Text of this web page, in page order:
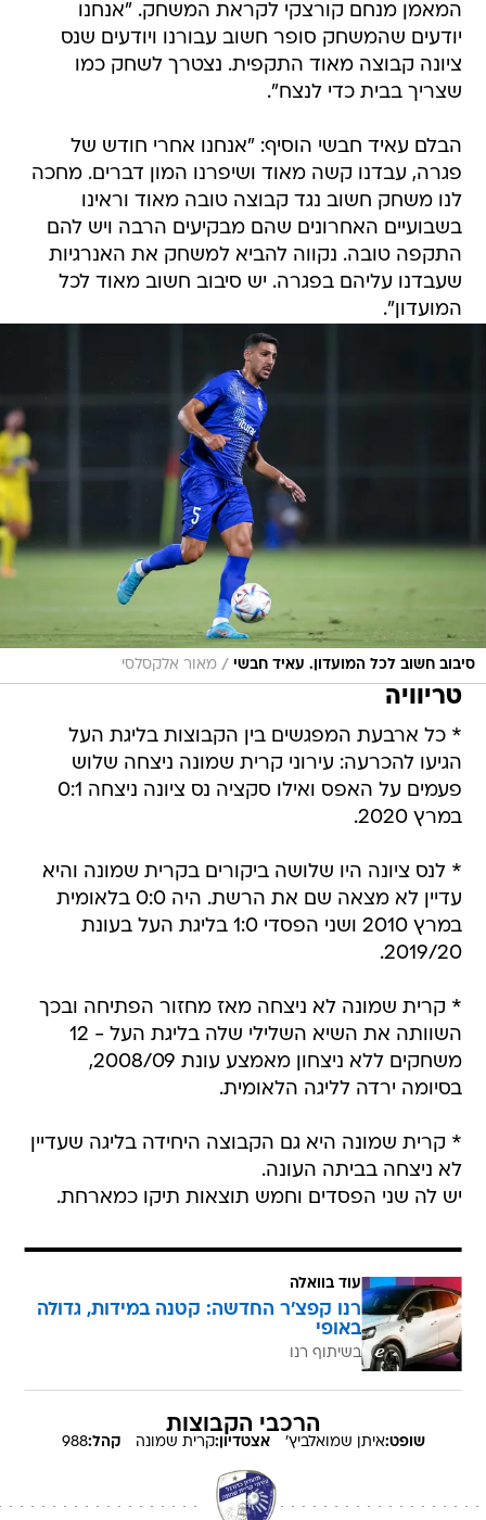
המאמן מנחם קורצקי לקראת המשחק. "אנחנו
יודעים שהמשחק סופר חשוב עבורנו ויודעים שנס
ציונה קבוצה מאוד התקפית. נצטרך לשחק כמו
שצריך בבית כדי לנצח".
הבלם עאיד חבשי הוסיף: "אנחנו אחרי חודש של
פגרה, עבדנו קשה מאוד ושיפרנו המון דברים. מחכה
לנו משחק חשוב נגד קבוצה טובה מאוד וראינו
בשבועיים האחרונים שהם מבקיעים הרבה ויש להם
התקפה טובה. נקווה להביא למשחק את האנרגיות
שעבדנו עליהם בפגרה. יש סיבוב חשוב מאוד לכל
המועדון".
סיבוב חשוב לכל המועדון. עאיד חבשי / מאור אלקסלסי
טריוויה
* כל ארבעת המפגשים בין הקבוצות בליגת העל
הגיעו להכרעה: עירוני קרית שמונה ניצחה שלוש
פעמים על האפס ואילו סקציה נס ציונה ניצחה 0:1
במרץ 2020.
* לנס ציונה היו שלושה ביקורים בקרית שמונה והיא
עדיין לא מצאה שם את הרשת. היה 0:0 בלאומית
במרץ 2010 ושני הפסדי 1:0 בליגת העל בעונת
2019/20.
* קרית שמונה לא ניצחה מאז מחזור הפתיחה ובכך
השוותה את השיא השלילי שלה בליגת העל - 12
משחקים ללא ניצחון מאמצע עונת 2008/09,
בסיומה ירדה לליגה הלאומית.
* קרית שמונה היא גם הקבוצה היחידה בליגה שעדיין
לא ניצחה בביתה העונה.
יש לה שני הפסדים וחמש תוצאות תיקו כמארחת.
עוד בוואלה
רנו קפצ'ר החדשה: קטנה במידות, גדולה
באופי
בשיתוף רנו
הרכבי הקבוצות
שופט:איתן שמואלביץ' אצטדיון:קרית שמונה קהל:988